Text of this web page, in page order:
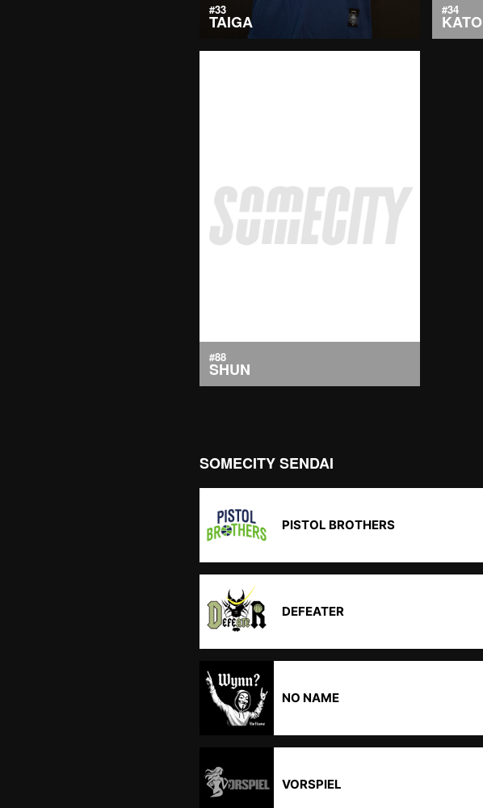
#33
TAIGA
#34
KATO
#88
SHUN
SOMECITY SENDAI
PISTOL BROTHERS
DEFEATER
NO NAME
VORSPIEL